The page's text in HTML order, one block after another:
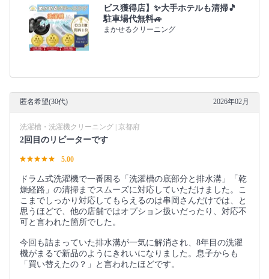
ビス獲得店】✨大手ホテルも清掃🎵
駐車場代無料🚙
まかせるクリーニング
匿名希望(30代) 2026年02月
洗濯槽・洗濯機クリーニング | 京都府
2回目のリピーターです
5.00
ドラム式洗濯機で一番困る「洗濯槽の底部分と排水溝」「乾
燥経路」の清掃までスムーズに対応していただけました。こ
こまでしっかり対応してもらえるのは串岡さんだけでは、と
思うほどで、他の店舗ではオプション扱いだったり、対応不
可と言われた箇所でした。
今回も詰まっていた排水溝が一気に解消され、8年目の洗濯
機がまるで新品のようにきれいになりました。息子からも
「買い替えたの？」と言われたほどです。